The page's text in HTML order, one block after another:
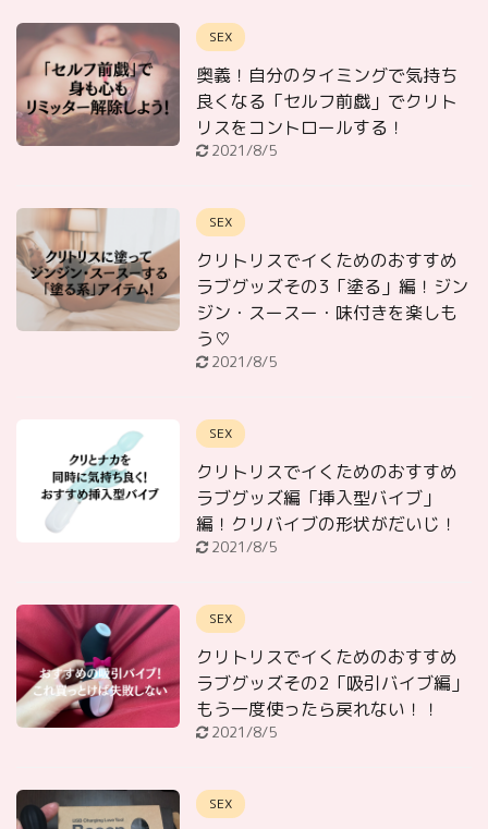
SEX
奥義！自分のタイミングで気持ち
良くなる「セルフ前戯」でクリト
リスをコントロールする！
2021/8/5
SEX
クリトリスでイくためのおすすめ
ラブグッズその3「塗る」編！ジン
ジン・スースー・味付きを楽しも
う♡
2021/8/5
SEX
クリトリスでイくためのおすすめ
ラブグッズ編「挿入型バイブ」
編！クリバイブの形状がだいじ！
2021/8/5
SEX
クリトリスでイくためのおすすめ
ラブグッズその2「吸引バイブ編」
もう一度使ったら戻れない！！
2021/8/5
SEX